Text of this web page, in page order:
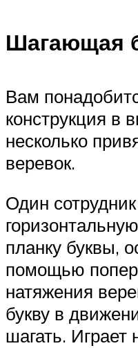
Шагающая
Вам
конструкция в
несколько
веревок.
Один
планку буквы,
помощью
натяжения
букву в
шагать. Играет